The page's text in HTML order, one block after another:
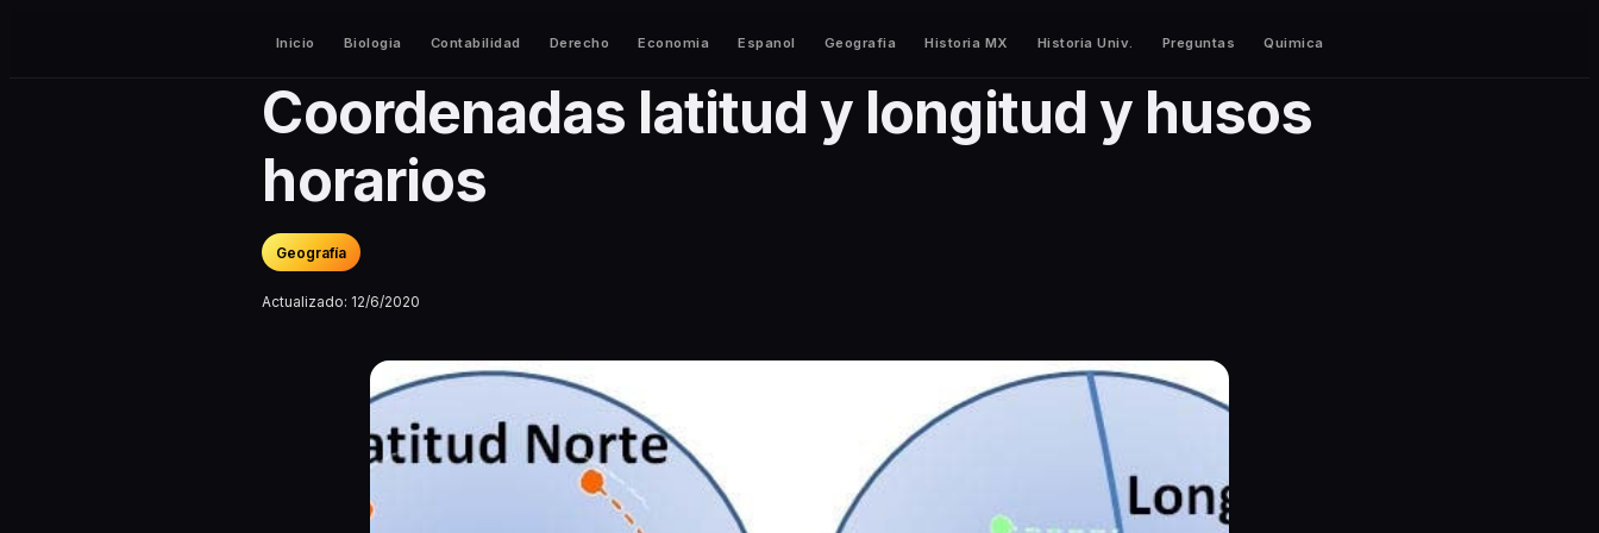
Inicio Biologia Contabilidad Derecho Economia Espanol Geografia Historia MX Historia Univ. Preguntas Quimica
Coordenadas latitud y longitud y husos
horarios
Geografía
Actualizado: 12/6/2020